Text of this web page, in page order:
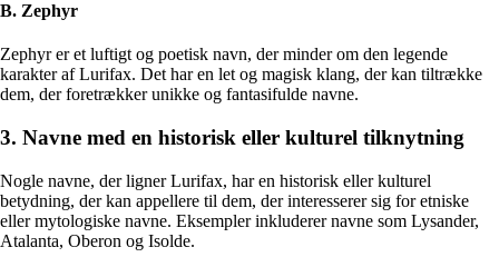
B. Zephyr
Zephyr er et luftigt og poetisk navn, der minder om den legende
karakter af Lurifax. Det har en let og magisk klang, der kan tiltrække
dem, der foretrækker unikke og fantasifulde navne.
3. Navne med en historisk eller kulturel tilknytning
Nogle navne, der ligner Lurifax, har en historisk eller kulturel
betydning, der kan appellere til dem, der interesserer sig for etniske
eller mytologiske navne. Eksempler inkluderer navne som Lysander,
Atalanta, Oberon og Isolde.